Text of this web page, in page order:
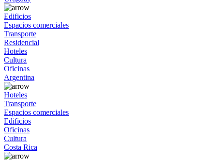
Edificios
Espacios comerciales
Transporte
Residencial
Hoteles
Cultura
Oficinas
Argentina
Hoteles
Transporte
Espacios comerciales
Edificios
Oficinas
Cultura
Costa Rica